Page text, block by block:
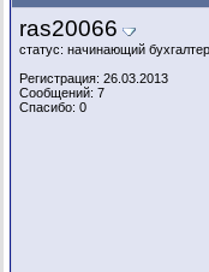
Анастасия
Перевалова
Анастасия
ras20066
статус: начинающий бухгалтер
Регистрация: 26.03.2013
Сообщений: 7
Спасибо: 0